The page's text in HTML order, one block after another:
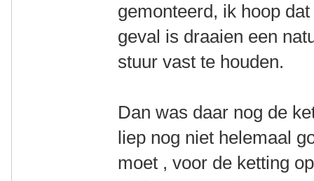
gemonteerd, ik hoop
geval is draaien een
stuur vast te houden.
Dan was daar nog de
liep nog niet helemaal
moet , voor de ketting